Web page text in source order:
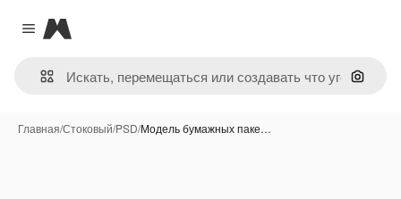
Close menu
Magnific
Поиск
Главная/Стоковый/PSD/Модель бумажных паке…